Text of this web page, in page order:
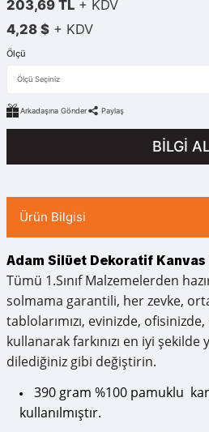
203,69 TL + KDV
4,28 $ + KDV
Ölçü
Arkadaşına Gönder Paylaş
BİLGİ
Ürün Bilgisi
Adam Silüet Dekoratif Kanvas
Tümü 1.Sınıf Malzemelerden
solmama garantili, her zevke,
tablolarımızı, evinizde,
kullanarak farkınızı en iyi şekilde
dilediğiniz gibi değiştirin.
390 gram %100 pamuklu
kullanılmıştır.